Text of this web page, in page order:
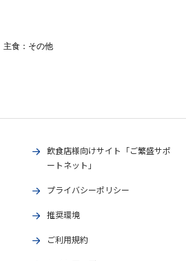
主食：その他
飲食店様向けサイト「ご繁盛サポ
ートネット」
プライバシーポリシー
推奨環境
ご利用規約